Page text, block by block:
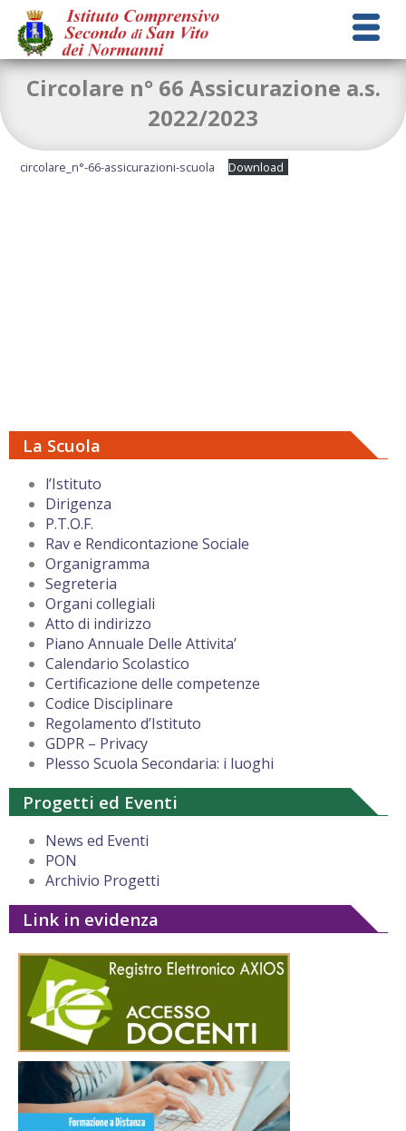
La Scuola
l’Istituto
Dirigenza
P.T.O.F.
Rav e Rendicontazione Sociale
Organigramma
Segreteria
Organi collegiali
Atto di indirizzo
Piano Annuale Delle Attivita’
Calendario Scolastico
Certificazione delle competenze
Codice Disciplinare
Regolamento d’Istituto
GDPR – Privacy
Plesso Scuola Secondaria: i luoghi
Progetti ed Eventi
News ed Eventi
PON
Archivio Progetti
Link in evidenza
Circolare n° 66 Assicurazione a.s.
2022/2023
circolare_n°-66-assicurazioni-scuola Download